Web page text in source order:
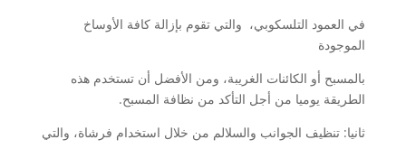
في العمود التلسكوبي، والتي تقوم بإزالة كافة الأوساخ
الموجودة
بالمسبح أو الكائنات الغريبة، ومن الأفضل أن تستخدم هذه
الطريقة يوميا من أجل التأكد من نظافة المسبح.
ثانيا: تنظيف الجوانب والسلالم من خلال استخدام فرشاة، والتي